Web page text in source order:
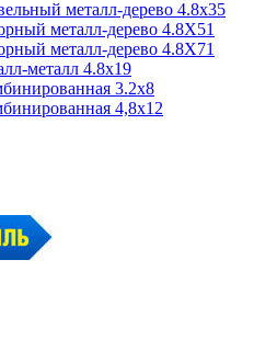
металл-дерево 4.8x35
металл-дерево 4.8X51
металл-дерево 4.8X71
металл 4.8x19
3.2x8
4,8x12